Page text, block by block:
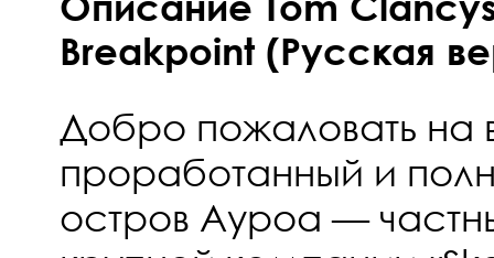
Breakpoint (Русская
Добро пожаловать
проработанный и
остров Ауроа —